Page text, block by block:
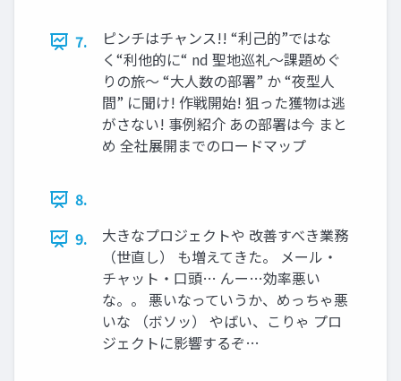
7.
ピンチはチャンス!! “利己的”ではな
く“利他的に“ nd 聖地巡礼～課題めぐ
りの旅～ “大人数の部署” か “夜型人
間” に聞け! 作戦開始! 狙った獲物は逃
がさない! 事例紹介 あの部署は今 まと
め 全社展開までのロードマップ
8.
9.
大きなプロジェクトや 改善すべき業務
（世直し） も増えてきた。 メール・
チャット・口頭… んー…効率悪い
な。。 悪いなっていうか、めっちゃ悪
いな （ボソッ） やばい、こりゃ プロ
ジェクトに影響するぞ…